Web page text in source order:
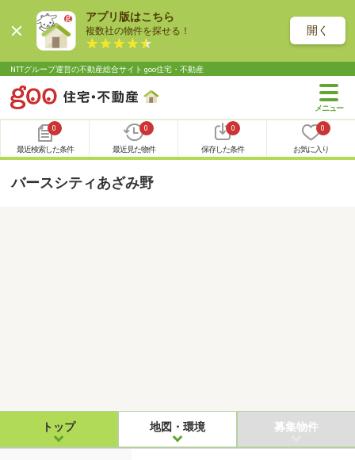
アプリ版はこちら
複数社の物件を探せる！ 開く
NTTグループ運営の不動産総合サイト goo住宅・不動産
0
最近検索した条件
0
最近見た物件
0
保存した条件
0
お気に入り
バースシティあざみ野
トップ 地図・環境 募集物件